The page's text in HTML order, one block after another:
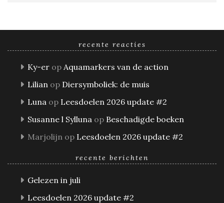
recente reacties
Ky-er op Aquamarkers van de action
Lilian op Diersymboliek: de muis
Luna op Leesdoelen 2026 update #2
Susanne l Sylluna op Beschadigde boeken
Marjolijn op Leesdoelen 2026 update #2
recente berichten
Gelezen in juli
Leesdoelen 2026 update #2